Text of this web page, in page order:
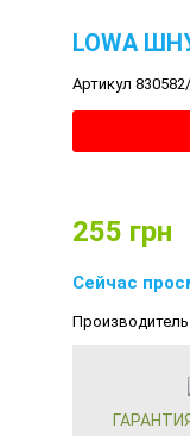
LOWA
Артикул
255 грн
Сейчас